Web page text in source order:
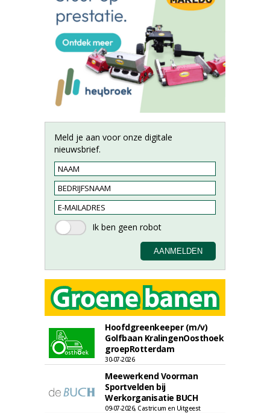
Meld je aan voor onze digitale
nieuwsbrief.
Hoofdgreenkeeper (m/v)
Golfbaan KralingenOosthoek
groepRotterdam
30-07-2026
Meewerkend Voorman
Sportvelden bij
Werkorganisatie BUCH
09-07-2026, Castricum en Uitgeest